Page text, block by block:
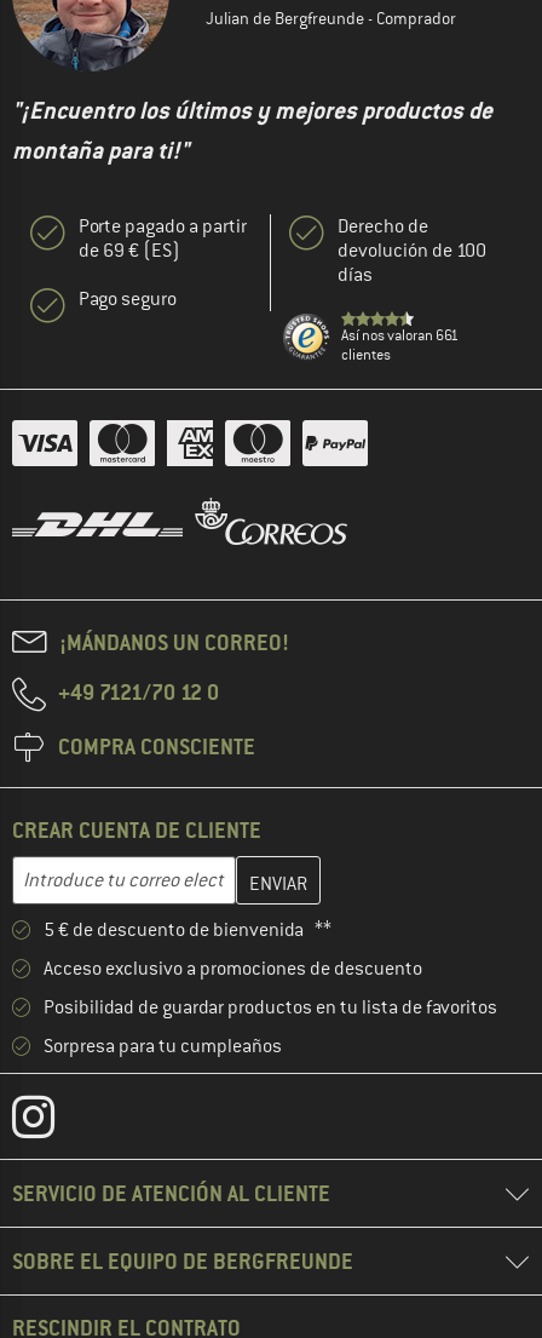
Julian de Bergfreunde - Comprador
"¡Encuentro los últimos y mejores productos de
montaña para ti!"
Porte pagado a partir
de 69 € (ES)
Pago seguro
Derecho de
devolución de 100
días
Así nos valoran 661
clientes
¡MÁNDANOS UN CORREO!
+49 7121/70 12 0
COMPRA CONSCIENTE
CREAR CUENTA DE CLIENTE
Dirección de correo electrónico
Introduce aquí tu dirección de correo electrónico y crea tu
5 € de descuento de bienvenida **
Acceso exclusivo a promociones de descuento
Posibilidad de guardar productos en tu lista de favoritos
Sorpresa para tu cumpleaños
SERVICIO DE ATENCIÓN AL CLIENTE
SOBRE EL EQUIPO DE BERGFREUNDE
RESCINDIR EL CONTRATO